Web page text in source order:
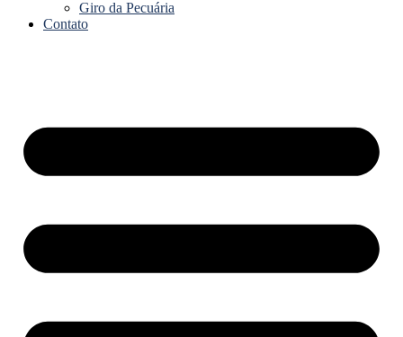
Giro da Pecuária
Contato